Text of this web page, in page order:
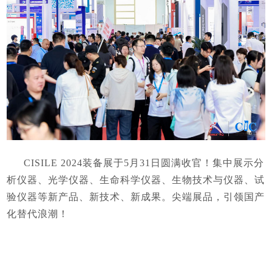
CISILE 2024装备展于5月31日圆满收官！集中展示分
析仪器、光学仪器、生命科学仪器、生物技术与仪器、试
验仪器等新产品、新技术、新成果。尖端展品，引领国产
化替代浪潮！